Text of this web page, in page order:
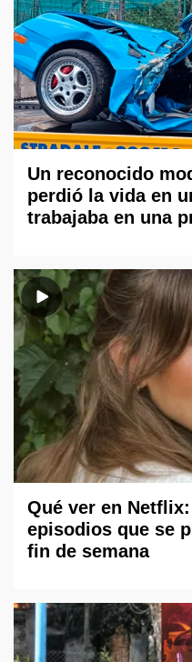
Un reconocido
perdió la vida en
trabajaba en una
Qué ver en
episodios que se
fin de semana